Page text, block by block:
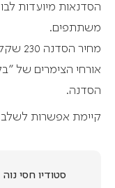
הסדנאות מיועדות
משתתפים.
מחיר הסדנה 230 שקל.
אורחי הצימרים של
הסדנה.
קיימת אפשרות לשלב
סטודיו חסי נוה